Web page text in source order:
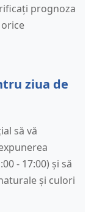
prognoza
ziua de
să vă
- 17:00) și să
și culori